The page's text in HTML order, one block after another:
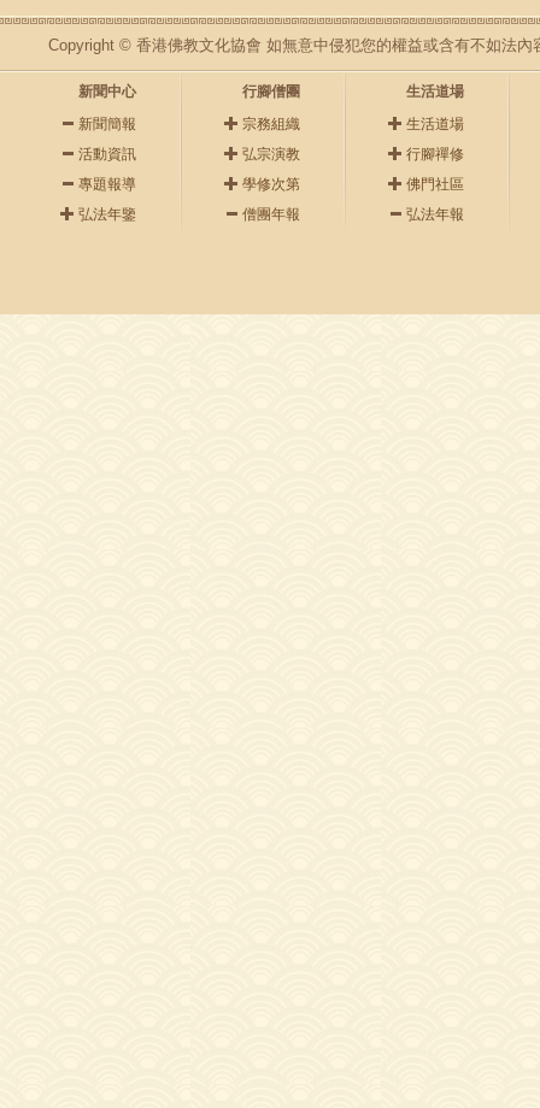
Copyright © 香港佛教文化協會 如無意中侵犯您的權益或含有不如法內
新聞中心
新聞簡報
活動資訊
專題報導
弘法年鑒
行腳僧團
宗務組織
弘宗演教
學修次第
僧團年報
生活道場
生活道場
行腳禪修
佛門社區
弘法年報